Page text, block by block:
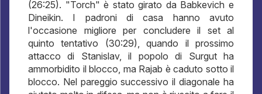
(26:25). "Torch" è stato girato da Babkevich e
Dineikin. I padroni di casa hanno avuto
l'occasione migliore per concludere il set al
quinto tentativo (30:29), quando il prossimo
attacco di Stanislav, il popolo di Surgut ha
ammorbidito il blocco, ma Rajab è caduto sotto il
blocco. Nel pareggio successivo il diagonale ha